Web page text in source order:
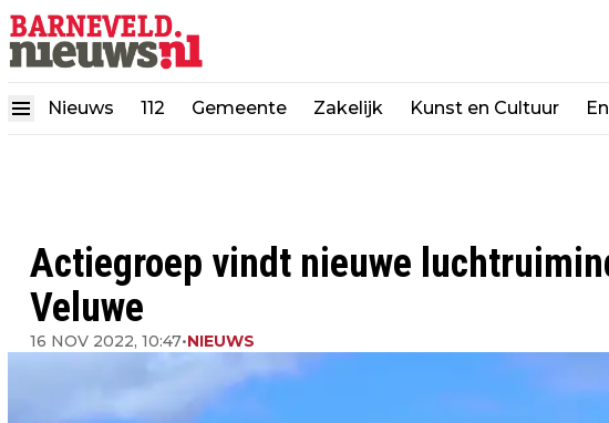
Nieuws 112 Gemeente Zakelijk Kunst en Cultuur
Actiegroep vindt nieuwe
Veluwe
16 NOV 2022, 10:47•NIEUWS